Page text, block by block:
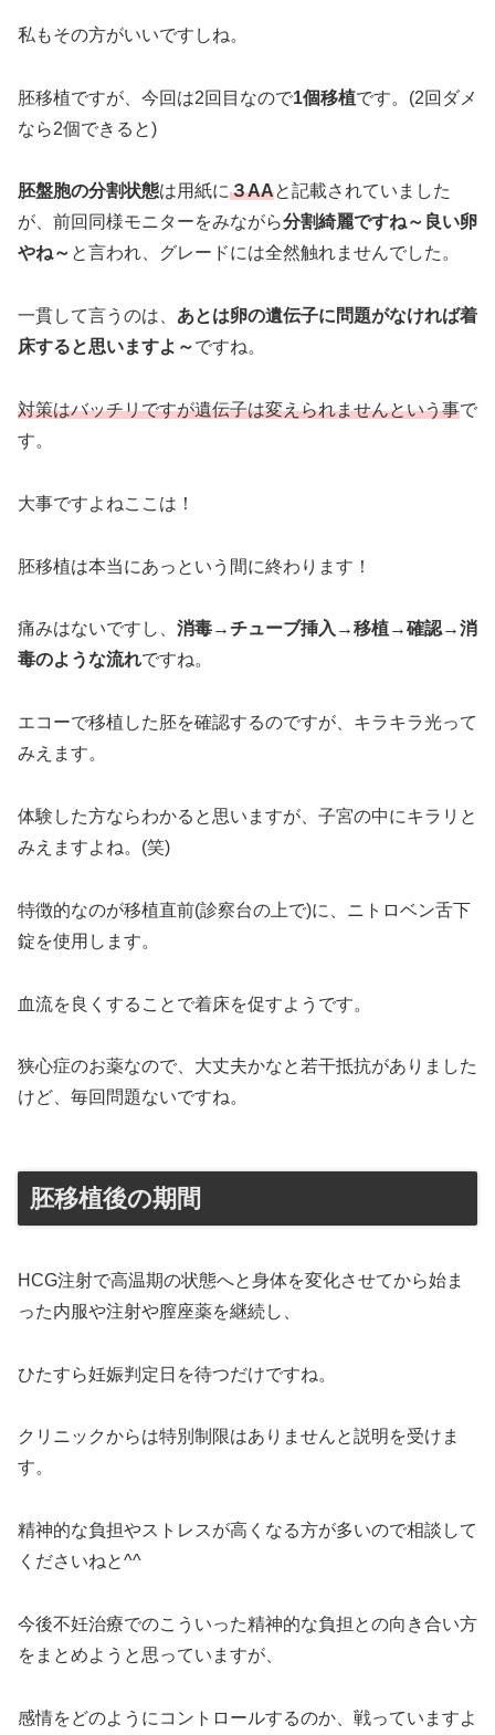
私もその方がいいですしね。
胚移植ですが、今回は2回目なので1個移植です。(2回ダメ
なら2個できると)
胚盤胞の分割状態は用紙に３AAと記載されていました
が、前回同様モニターをみながら分割綺麗ですね～良い卵
やね～ と言われ、グレードには全然触れませんでした。
一貫して言うのは、 あとは卵の遺伝子に問題がなければ着
床すると思いますよ～ですね。
対策はバッチリですが遺伝子は変えられませんという事で
す。
大事ですよねここは！
胚移植は本当にあっという間に終わります！
痛みはないですし、 消毒→チューブ挿入→移植→確認→消
毒のような流れですね。
エコーで移植した胚を確認するのですが、キラキラ光って
みえます。
体験した方ならわかると思いますが、子宮の中にキラリと
みえますよね。(笑)
特徴的なのが移植直前(診察台の上で)に、ニトロベン舌下
錠を使用します。
血流を良くすることで着床を促すようです。
狭心症のお薬なので、大丈夫かなと若干抵抗がありました
けど、毎回問題ないですね。
胚移植後の期間
HCG注射で高温期の状態へと身体を変化させてから始ま
った内服や注射や膣座薬を継続し、
ひたすら妊娠判定日を待つだけですね。
クリニックからは特別制限はありませんと説明を受けま
す。
精神的な負担やストレスが高くなる方が多いので相談して
くださいねと^^
今後不妊治療でのこういった精神的な負担との向き合い方
をまとめようと思っていますが、
感情をどのようにコントロールするのか、戦っていますよ